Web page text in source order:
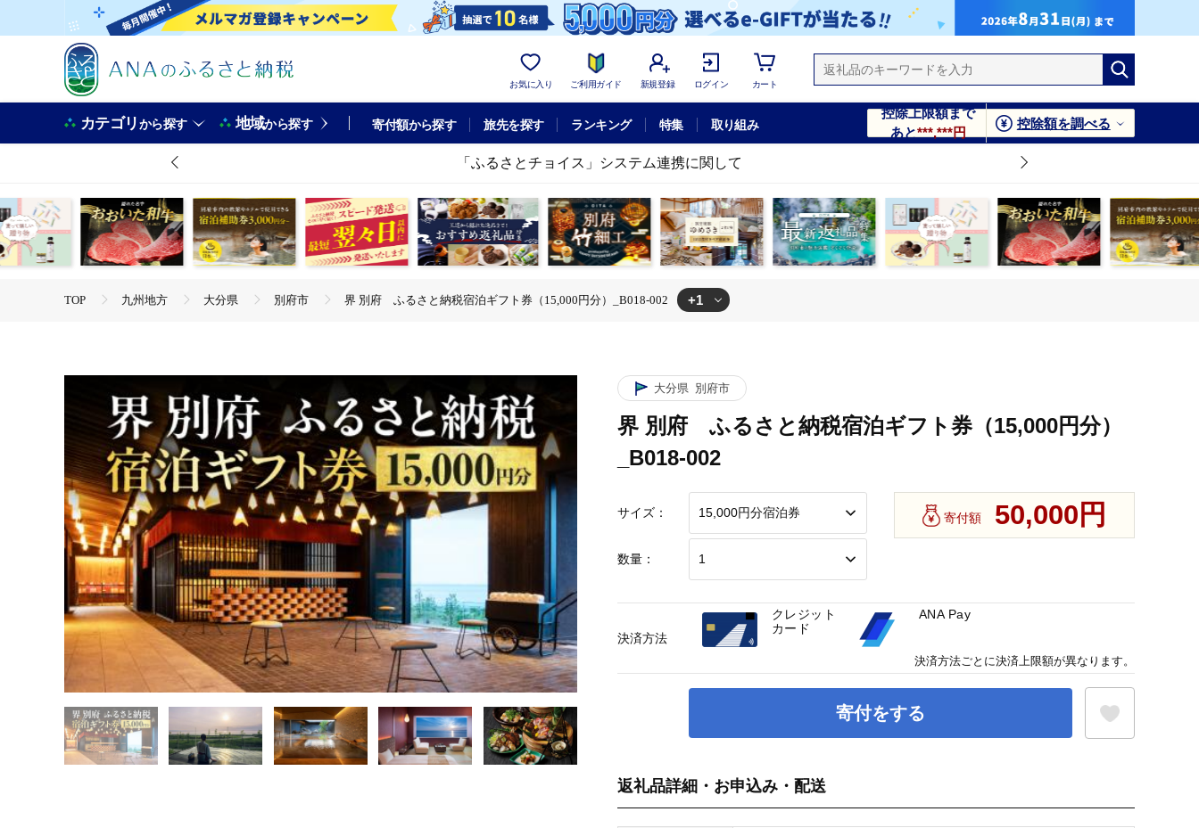
お気に入り ご利用ガイド 新規登録 ログイン カート
カテゴリから探す 地域から探す 寄付額から探す 旅先を探す ランキング 特集 取り組み
控除上限額まで
あと***,***円
控除額を調べる
「ふるさとチョイス」システム連携に関して
TOP 九州地方 大分県 別府市 界 別府 ふるさと納税宿泊ギフト券（15,000円分）_B018-002 +1
大分県 別府市
界 別府 ふるさと納税宿泊ギフト券（15,000円分）
_B018-002
サイズ：
数量：
寄付額 50,000円
寄付をする
返礼品詳細・お申込み・配送
決済方法
クレジット
カード
ANA Pay
決済方法ごとに決済上限額が異なります。